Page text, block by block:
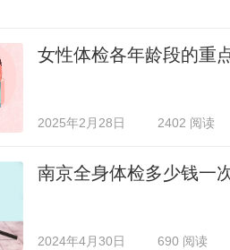
女性体检各年龄段的重
2025年2月28日 2402 阅读
南京全身体检多少钱一
2024年4月30日 690 阅读